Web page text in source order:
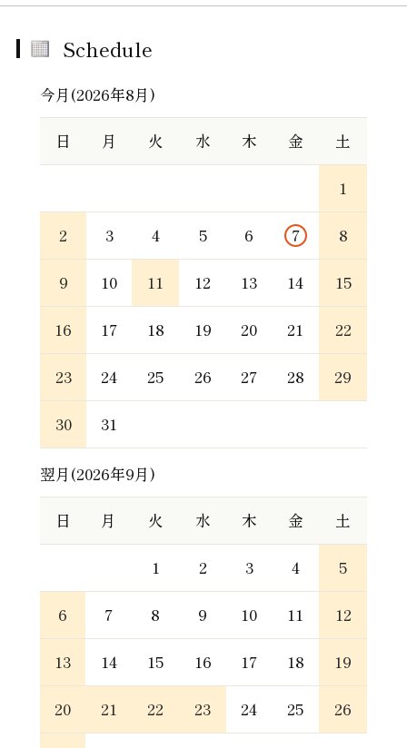
Schedule
今月(2026年8月)
日 月 火 水 木 金 土
1
2 3 4 5 6 7 8
9 10 11 12 13 14 15
16 17 18 19 20 21 22
23 24 25 26 27 28 29
30 31
翌月(2026年9月)
日 月 火 水 木 金 土
1 2 3 4 5
6 7 8 9 10 11 12
13 14 15 16 17 18 19
20 21 22 23 24 25 26